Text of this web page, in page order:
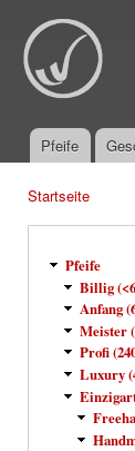
Hauptmenü
Pfeife
Startseite
Pfeife
Billig
Anfang
Meister
Profi
Luxury